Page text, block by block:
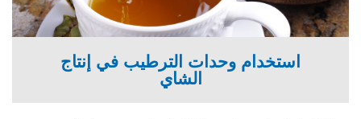
استخدام وحدات الترطيب في إنتاج
الشاي